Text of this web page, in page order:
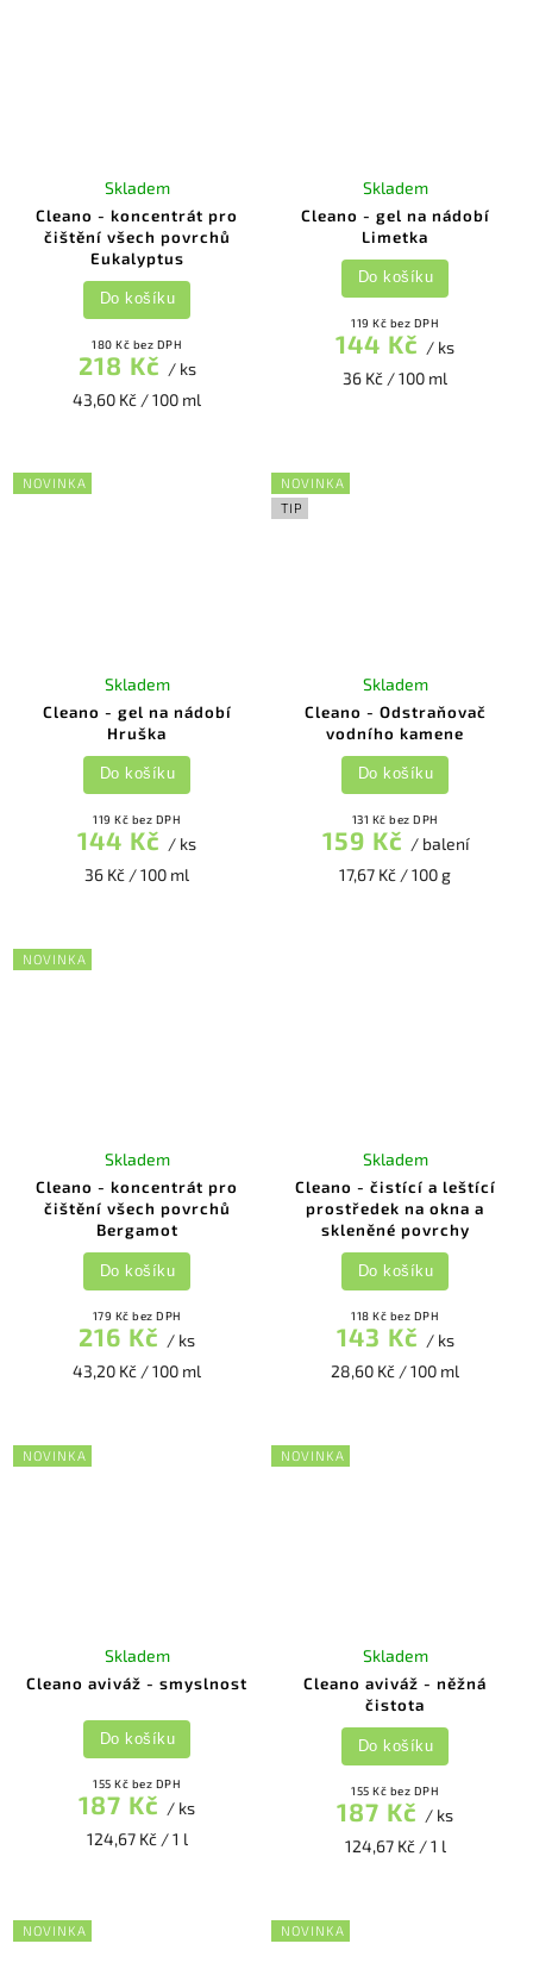
Cleano - koncentrát pro
čištění všech povrchů
Eukalyptus
Skladem
180 Kč bez DPH
218 Kč / ks
43,60 Kč / 100 ml
Do košíku
Cleano - gel na nádobí
Limetka
Skladem
119 Kč bez DPH
144 Kč / ks
36 Kč / 100 ml
Do košíku
NOVINKA
Cleano - gel na nádobí
Hruška
Skladem
119 Kč bez DPH
144 Kč / ks
36 Kč / 100 ml
Do košíku
NOVINKA
TIP
Cleano - Odstraňovač
vodního kamene
Skladem
131 Kč bez DPH
159 Kč / balení
17,67 Kč / 100 g
Do košíku
NOVINKA
Cleano - koncentrát pro
čištění všech povrchů
Bergamot
Skladem
179 Kč bez DPH
216 Kč / ks
43,20 Kč / 100 ml
Do košíku
Cleano - čistící a leštící
prostředek na okna a
skleněné povrchy
Skladem
118 Kč bez DPH
143 Kč / ks
28,60 Kč / 100 ml
Do košíku
NOVINKA
Cleano aviváž - smyslnost
Skladem
155 Kč bez DPH
187 Kč / ks
124,67 Kč / 1 l
Do košíku
NOVINKA
Cleano aviváž - něžná
čistota
Skladem
155 Kč bez DPH
187 Kč / ks
124,67 Kč / 1 l
Do košíku
NOVINKA NOVINKA